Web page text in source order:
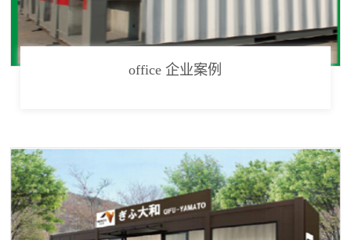
office 企业案例